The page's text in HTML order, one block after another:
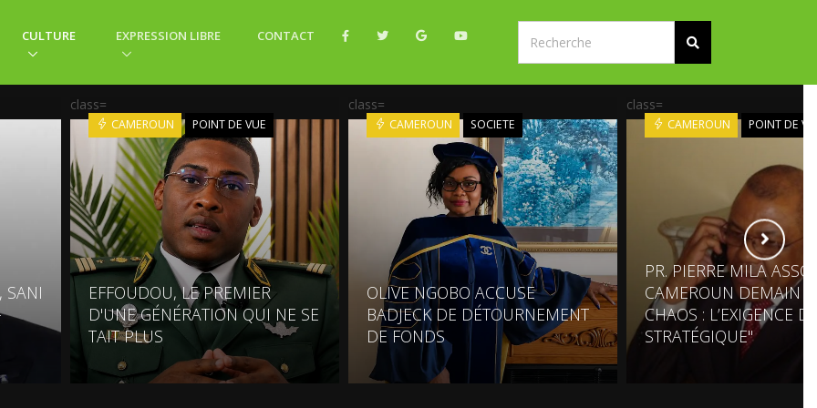
CULTURE EXPRESSION LIBRE CONTACT
SANI
class=
CAMEROUN POINT DE VUE
EFFOUDOU, LE PREMIER
D'UNE GÉNÉRATION QUI NE SE
TAIT PLUS
class=
CAMEROUN SOCIETE
OLIVE NGOBO ACCUSE
BADJECK DE DÉTOURNEMENT
DE FONDS
class=
CAMEROUN POINT DE
PR. PIERRE MILA
CAMEROUN DEMAIN
CHAOS : L’EXIGENCE
STRATÉGIQUE"